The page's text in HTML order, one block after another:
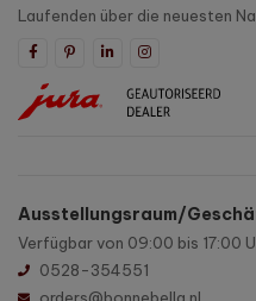
Laufenden über die neuesten
Ausstellungsraum/
Verfügbar von 09:00 bis 17:00
0528-354551
orders@bonnebella.nl